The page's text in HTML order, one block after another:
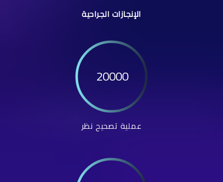
الإنجازات الجراحية
20000
عملية تصحيح نظر